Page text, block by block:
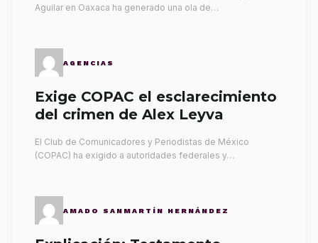
Aguilar en Oaxaca ha generado una ola de…
AGENCIAS
Exige COPAC el esclarecimiento
del crimen de Alex Leyva
El Club de Comunicadores y Periodistas de México
(COPAC) ha exigido a autoridades federales y…
AMADO SANMARTÍN HERNÁNDEZ